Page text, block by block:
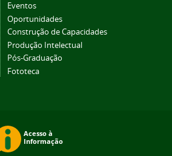
Eventos
Oportunidades
Construção de Capacidades
Produção Intelectual
Pós-Graduação
Fototeca